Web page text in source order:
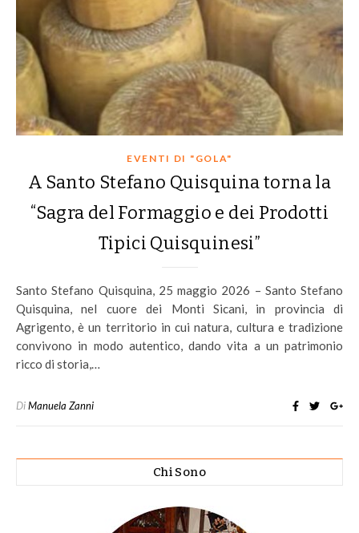
EVENTI DI "GOLA"
A Santo Stefano Quisquina torna la
“Sagra del Formaggio e dei Prodotti
Tipici Quisquinesi”
Santo Stefano Quisquina, 25 maggio 2026 – Santo Stefano
Quisquina, nel cuore dei Monti Sicani, in provincia di
Agrigento, è un territorio in cui natura, cultura e tradizione
convivono in modo autentico, dando vita a un patrimonio
ricco di storia,…
DiManuela Zanni
Chi Sono